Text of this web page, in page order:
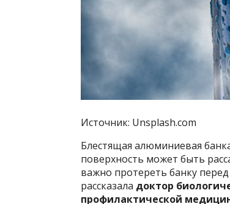
Источник: Unsplash.com
Блестящая алюминиевая
поверхность может быть
важно протереть банку
рассказала доктор
профилактической